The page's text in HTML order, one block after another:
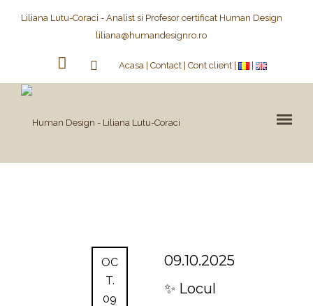
Liliana Lutu-Coraci - Analist si Profesor certificat Human Design
liliana@humandesignro.ro
Acasa Contact Cont client
OC
T.
09
09.10.2025
✨ Locul